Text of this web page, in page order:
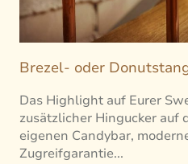
Brezel- oder
Das Highlight auf Eurer
zusätzlicher Hingucker auf
eigenen Candybar,
Zugreifgarantie...